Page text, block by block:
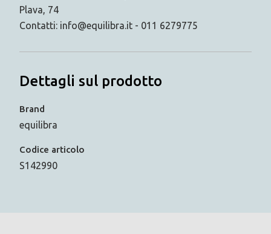
Plava, 74
Contatti: info@equilibra.it - 011 6279775
Dettagli sul prodotto
Brand
equilibra
Codice articolo
S142990